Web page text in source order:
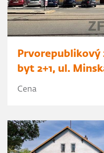
byt 2+1, ul.
Cena